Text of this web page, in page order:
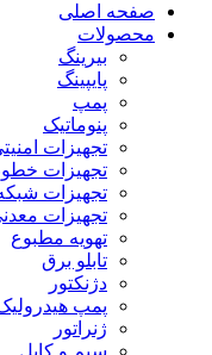
صفحه اصلی
محصولات
بیرینگ
پایپینگ
پمپ
پنوماتیک
تجهیزات
تجهیزات
تجهیزات
تجهیزات
تهویه مطبوع
تابلو برق
دژنکتور
پمپ
ژنراتور
سیم و کابل